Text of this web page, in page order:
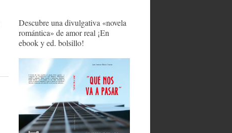
Descubre una divulgativa «novela
romántica» de amor real ¡En
ebook y ed. bolsillo!